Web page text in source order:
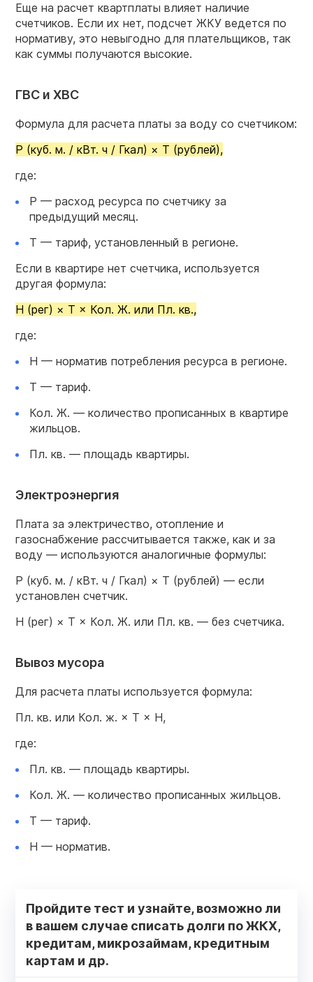
Еще на расчет квартплаты влияет наличие
счетчиков. Если их нет, подсчет ЖКУ ведется по
нормативу, это невыгодно для плательщиков, так
как суммы получаются высокие.
ГВС и ХВС
Формула для расчета платы за воду со счетчиком:
Р (куб. м. / кВт. ч / Гкал) × Т (рублей),
где:
Р — расход ресурса по счетчику за
предыдущий месяц.
Т — тариф, установленный в регионе.
Если в квартире нет счетчика, используется
другая формула:
Н (рег) × Т × Кол. Ж. или Пл. кв.,
где:
Н — норматив потребления ресурса в регионе.
Т — тариф.
Кол. Ж. — количество прописанных в квартире
жильцов.
Пл. кв. — площадь квартиры.
Электроэнергия
Плата за электричество, отопление и
газоснабжение рассчитывается также, как и за
воду — используются аналогичные формулы:
Р (куб. м. / кВт. ч / Гкал) × Т (рублей) — если
установлен счетчик.
Н (рег) × Т × Кол. Ж. или Пл. кв. — без счетчика.
Вывоз мусора
Для расчета платы используется формула:
Пл. кв. или Кол. ж. × Т × Н,
где:
Пл. кв. — площадь квартиры.
Кол. Ж. — количество прописанных жильцов.
Т — тариф.
Н — норматив.
Пройдите тест и узнайте, возможно ли
в вашем случае списать долги по ЖКХ,
кредитам, микрозаймам, кредитным
картам и др.